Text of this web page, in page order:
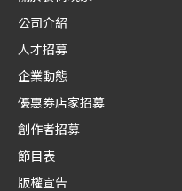
公司介紹
人才招募
企業動態
優惠券店家招募
創作者招募
節目表
版權宣告